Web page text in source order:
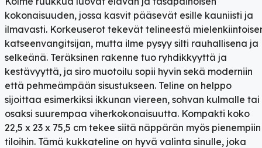
kokonaisuuden, jossa kasvit pääsevät esille kauniisti ja
ilmavasti. Korkeuserot tekevät telineestä
katseenvangitsijan, mutta ilme pysyy silti rauhallisena ja
selkeänä. Teräksinen rakenne tuo ryhdikkyyttä ja
kestävyyttä, ja siro muotoilu sopii hyvin sekä moderniin
että pehmeämpään sisustukseen. Teline on helppo
sijoittaa esimerkiksi ikkunan viereen, sohvan kulmalle tai
osaksi suurempaa viherkokonaisuutta. Kompakti koko
22,5 x 23 x 75,5 cm tekee siitä näppärän myös pienempiin
tiloihin. Tämä kukkateline on hyvä valinta sinulle, joka